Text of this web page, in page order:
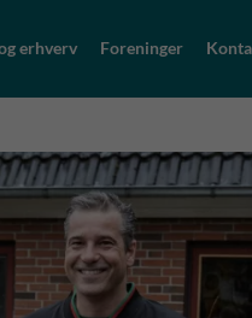
erhverv Foreninger